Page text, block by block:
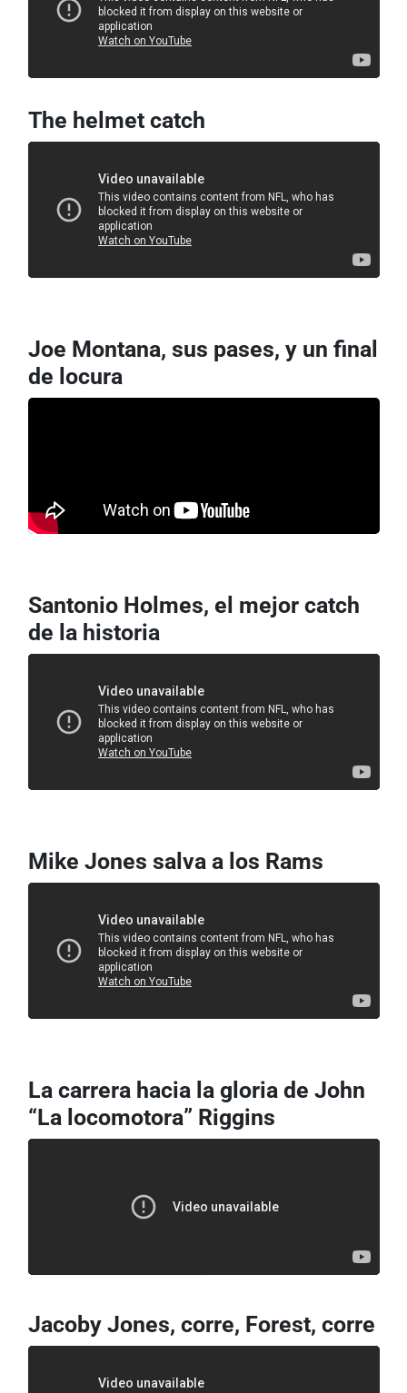
The helmet catch
Joe Montana, sus pases, y un final
de locura
Santonio Holmes, el mejor catch
de la historia
Mike Jones salva a los Rams
La carrera hacia la gloria de John
“La locomotora” Riggins
Jacoby Jones, corre, Forest, corre